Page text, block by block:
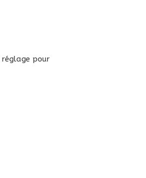
réglage pour